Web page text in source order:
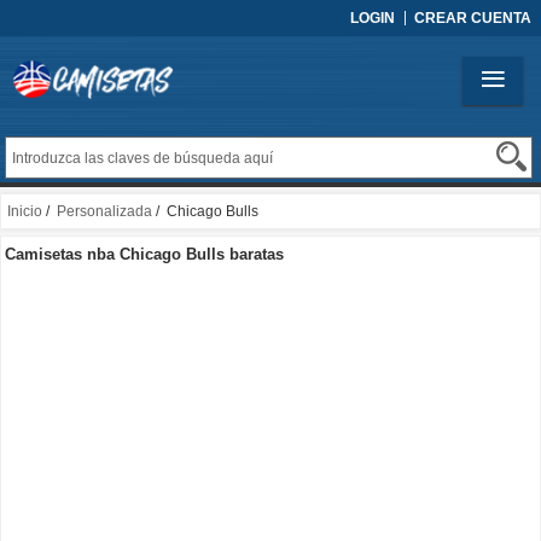
LOGIN CREAR CUENTA
Inicio / Personalizada / Chicago Bulls
Camisetas nba Chicago Bulls baratas